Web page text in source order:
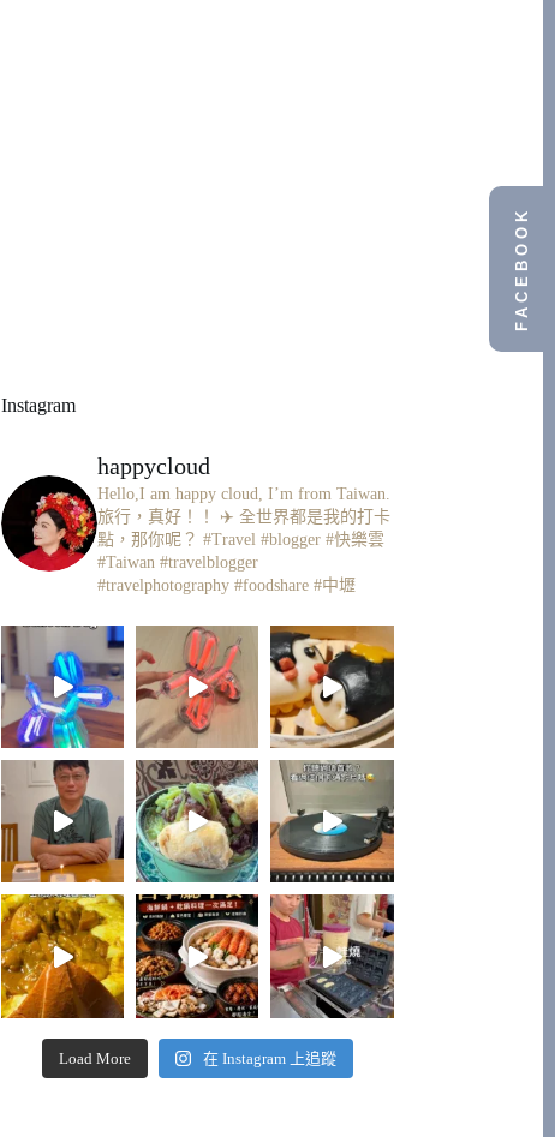
Instagram
happycloud
Hello,I am happy cloud, I’m from Taiwan.
旅行，真好！！ ✈️ 全世界都是我的打卡
點，那你呢？ #Travel #blogger #快樂雲
#Taiwan #travelblogger
#travelphotography #foodshare #中壢
Load More 在 Instagram 上追蹤
FACEBOOK